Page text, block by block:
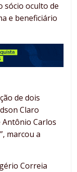
sócio oculto de
e beneficiário
de dois
Claro
Carlos
marcou a
Correia